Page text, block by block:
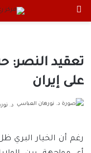
تعقيد النصر:
على إيران
د.
رغم أن الخيار البري